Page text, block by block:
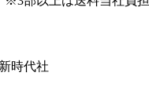
時代社